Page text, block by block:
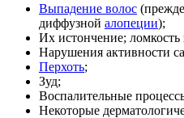
Выпадение волос
диффузной алопеции);
Их истончение; ломкость
Нарушения активности
Перхоть;
Зуд;
Воспалительные
Некоторые